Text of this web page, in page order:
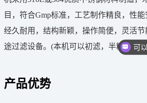
目，符合Gmp标准，工艺制作精良，性能
经久耐用，结构新颖，操作简便，灵活节
途过滤设备。(本机可以初滤，半精滤，
产品优势